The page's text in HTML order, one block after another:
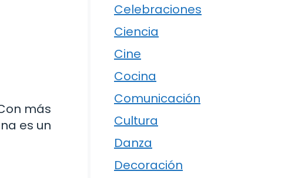
más
es un
Celebraciones
Ciencia
Cine
Cocina
Comunicación
Cultura
Danza
Decoración